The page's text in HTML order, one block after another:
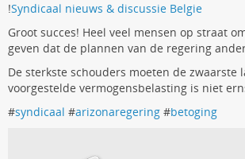
!Syndicaal nieuws & discussie Belgie
Groot succes! Heel veel mensen op straat
geven dat de plannen van de regering
De sterkste schouders moeten de zwaarste
voorgestelde vermogensbelasting is niet
#syndicaal #arizonaregering #betoging